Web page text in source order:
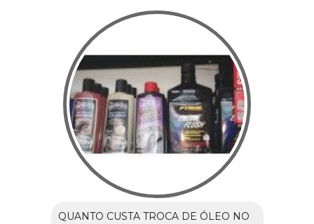
QUANTO CUSTA TROCA DE ÓLEO NO